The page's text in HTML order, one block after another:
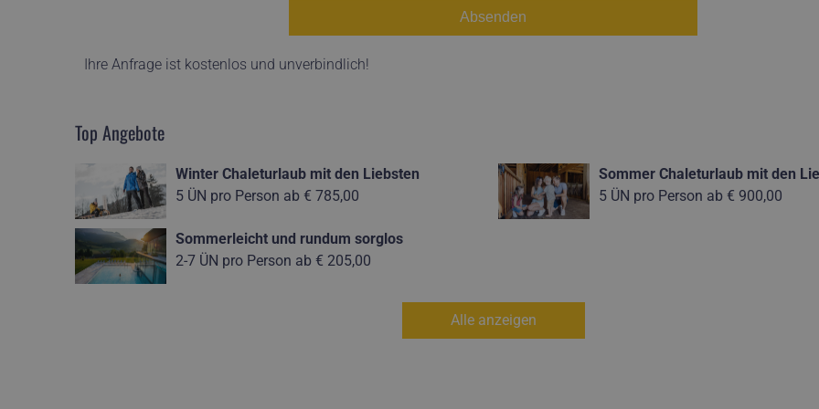
Ihre Anfrage ist kostenlos und unverbindlich!
Top Angebote
Winter Chaleturlaub mit den Liebsten
5 ÜN pro Person ab € 785,00
Sommer Chaleturlaub mit den
5 ÜN pro Person ab € 900,00
Sommerleicht und rundum sorglos
2-7 ÜN pro Person ab € 205,00
Alle anzeigen